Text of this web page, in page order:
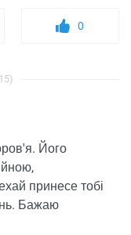
0
Його
принесе тобі
Бажаю